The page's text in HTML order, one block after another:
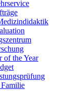
of the Year